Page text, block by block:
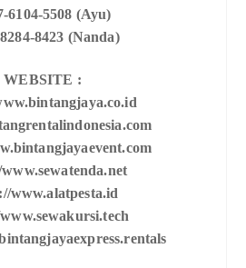
6104-5508 (Ayu)
8423 (Nanda)
WEBSITE :
www.alatpesta.id